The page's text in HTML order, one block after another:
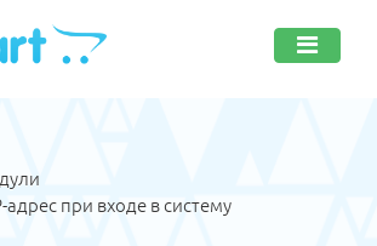
при входе в систему